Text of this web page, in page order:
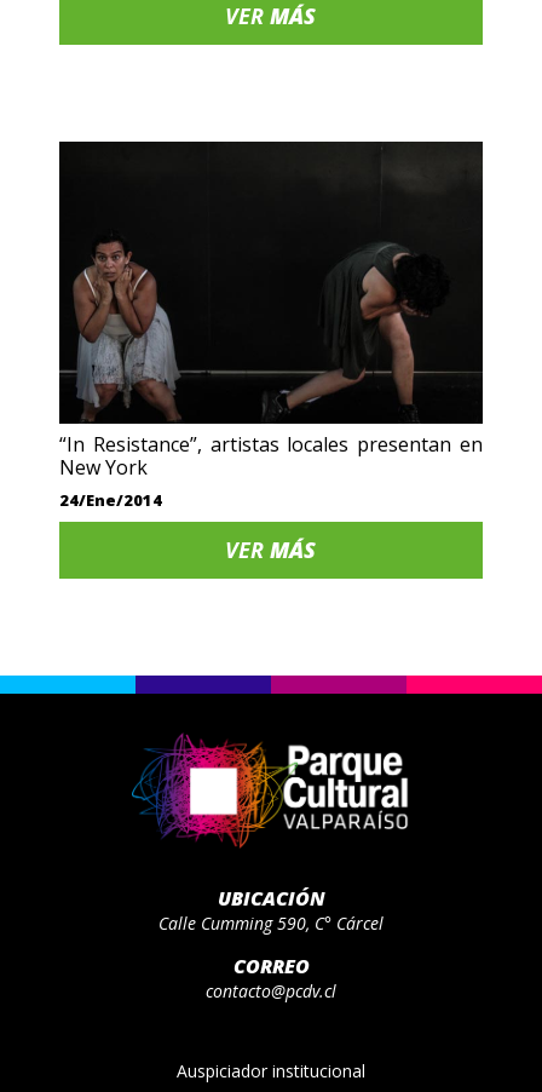
VERMÁS
“In Resistance”, artistas locales presentan en
New York
24/Ene/2014
VERMÁS
UBICACIÓN
Calle Cumming 590, C° Cárcel
CORREO
contacto@pcdv.cl
Auspiciador institucional